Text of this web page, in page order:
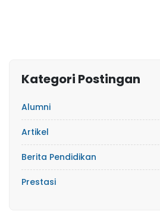
Kategori Postingan
Alumni
Artikel
Berita Pendidikan
Prestasi